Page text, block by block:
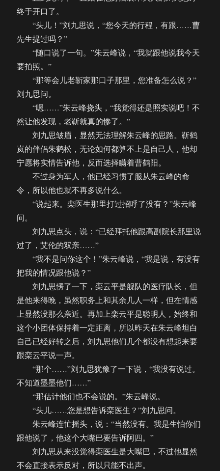
终于开口了。
“头儿！”刘九思说，“您今天的行程，有跟……曹
先生提过吗？”
“随口说了一句。”朱云峰说，“我就跟他说我今天
要拍照。”
“那等会儿老靳家那口子那里，您准备怎么说？”
刘九思问。
“嗯……”朱云峰挠头，“我觉得还是照实说吧！不
然让他发现，老靳就真的惨了。”
刘九思皱眉，显然无法理解朱云峰的思路。靳鹤
岚的伴侣朱鹤松，无论如何都算不上是自己人，他却
宁愿将实情告诉他，反而选择瞒着曹鹤阳。
不过身为军人，他已经习惯了服从朱云峰的命
令，所以他也就不再多说什么。
“说起来。栾医生那里打过招呼了没有？”朱云峰
问。
刘九思点头，说：“已经拜托他跟高副院长那里说
过了，艾伦的双亲……”
“我不是问你这个！”朱云峰说，“我是说，有没有
把我的情况跟他说？”
刘九思愣了一下，栾云平是舰队的医疗队长，但
是他来得晚，虽然职务上和其余几人一样，但在情感
上显然没那么亲近。再加上栾云平是聪明人，始终和
这个小团体保持着一定距离，所以昨天在朱云峰坦白
自己已经好转之后，刘九思他们几个都没有想起来要
跟栾云平说一声。
“那个……”刘九思犹豫了一下说，“我没有说过。
不知道墨墨他们……”
“那估计他们也不会说的。”朱云峰说。
“头儿……您是想告诉栾医生？”刘九思问。
朱云峰连忙摇头，说：“当然没有。我是生怕你们
跟他说了，他这个大嘴巴要告诉阿四。”
刘九思从来没觉得栾医生是大嘴巴，不过他显然
不会直接表示反对，所以只能不出声。